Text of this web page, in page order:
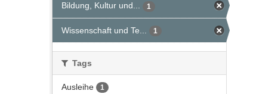
Bildung, Kultur und... 1
Wissenschaft und Te... 1
Tags
Ausleihe 1